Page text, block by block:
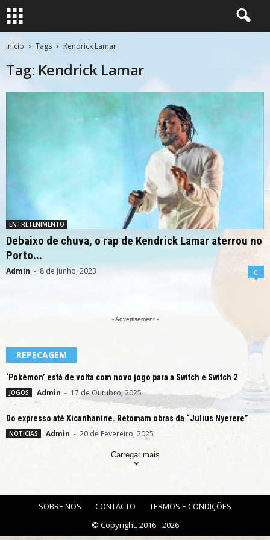
Início Tags Kendrick Lamar
Tag: Kendrick Lamar
ENTRETENIMENTO
Debaixo de chuva, o rap de Kendrick Lamar aterrou no
Porto...
Admin - 8 de Junho, 2023 0
- Advertisement -
REPECAGEM
‘Pokémon’ está de volta com novo jogo para a Switch e Switch 2
JOGOS Admin - 17 de Outubro, 2025
Do expresso até Xicanhanine. Retomam obras da “Julius Nyerere”
NOTÍCIAS Admin - 20 de Fevereiro, 2025
Carregar mais
SOBRE NÓS CONTACTO
TERMOS E CONDIÇÕES
© Copyright. 2016 - 2026